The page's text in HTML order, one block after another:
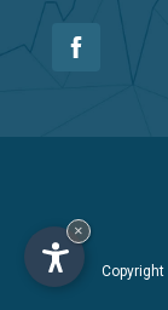
Copyright
×